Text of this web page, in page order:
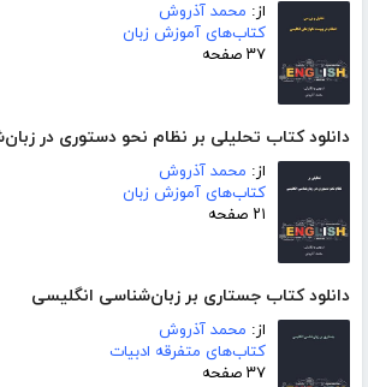
از: محمد آذروش
کتاب‌های آموزش زبان
۳۷ صفحه
دانلود کتاب تحلیلی بر نظام نحو دستوری در
از: محمد آذروش
کتاب‌های آموزش زبان
۲۱ صفحه
دانلود کتاب جستاری بر زبان‌شناسی انگلیسی
از: محمد آذروش
کتاب‌های متفرقه ادبیات
۳۷ صفحه